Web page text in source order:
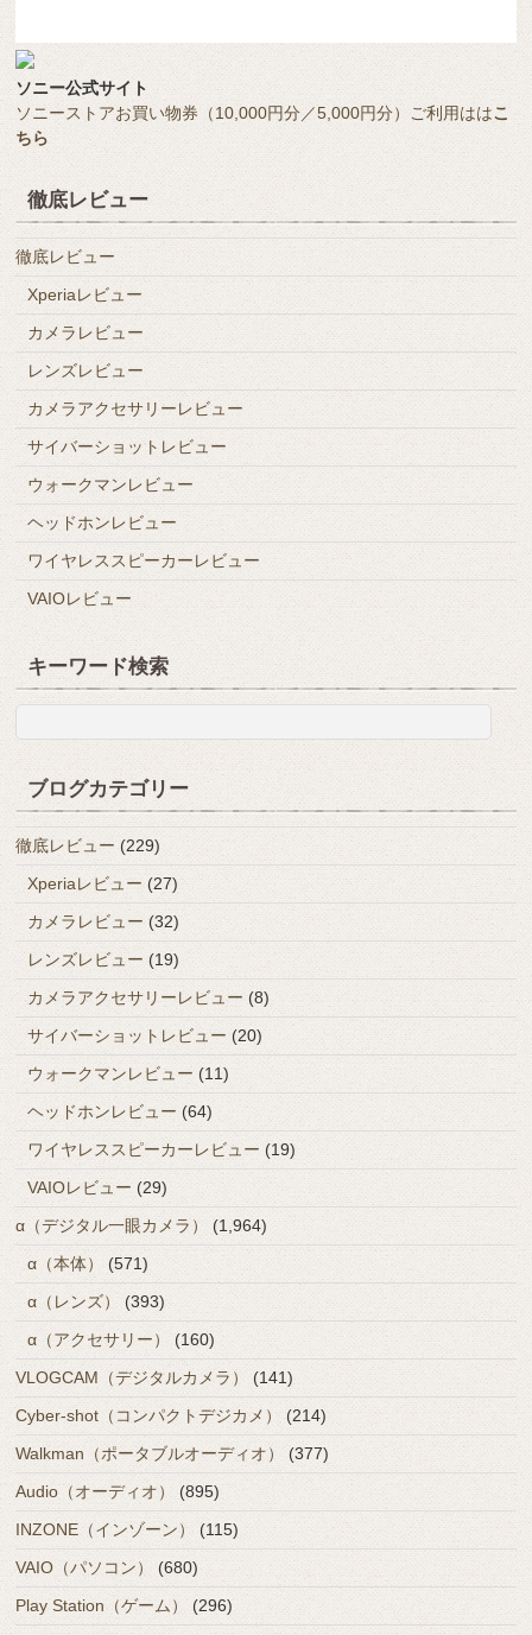
ソニー公式サイト
ソニーストアお買い物券（10,000円分／5,000円分）ご利用ははこ
ちら
徹底レビュー
徹底レビュー
Xperiaレビュー
カメラレビュー
レンズレビュー
カメラアクセサリーレビュー
サイバーショットレビュー
ウォークマンレビュー
ヘッドホンレビュー
ワイヤレススピーカーレビュー
VAIOレビュー
キーワード検索
ブログカテゴリー
徹底レビュー (229)
Xperiaレビュー (27)
カメラレビュー (32)
レンズレビュー (19)
カメラアクセサリーレビュー (8)
サイバーショットレビュー (20)
ウォークマンレビュー (11)
ヘッドホンレビュー (64)
ワイヤレススピーカーレビュー (19)
VAIOレビュー (29)
α（デジタル一眼カメラ）
(1,964)
α（本体）
(571)
α（レンズ）
(393)
α（アクセサリー）
(160)
VLOGCAM（デジタルカメラ）
(141)
Cyber-shot（コンパクトデジカメ）
(214)
Walkman（ポータブルオーディオ）
(377)
Audio（オーディオ）
(895)
INZONE（インゾーン）
(115)
VAIO（パソコン）
(680)
Play Station（ゲーム）
(296)